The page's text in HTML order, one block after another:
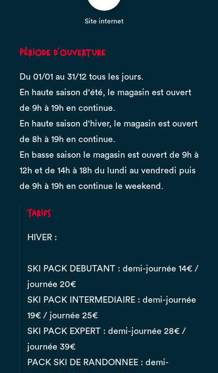
Site internet
Période d'ouverture
Du 01/01 au 31/12 tous les jours.
En haute saison d'été, le magasin est ouvert
de 9h à 19h en continue.
En haute saison d'hiver, le magasin est ouvert
de 8h à 19h en continue.
En basse saison le magasin est ouvert de 9h à
12h et de 14h à 18h du lundi au vendredi puis
de 9h à 19h en continue le weekend.
Tarifs
HIVER :
SKI PACK DEBUTANT : demi-journée 14€ /
journée 20€
SKI PACK INTERMEDIAIRE : demi-journée
19€ / journée 25€
SKI PACK EXPERT : demi-journée 28€ /
journée 39€
PACK SKI DE RANDONNEE : demi-